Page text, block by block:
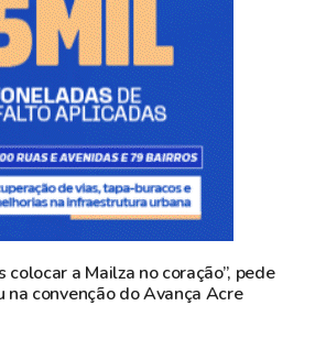
colocar a Mailza no coração”, pede
na convenção do Avança Acre